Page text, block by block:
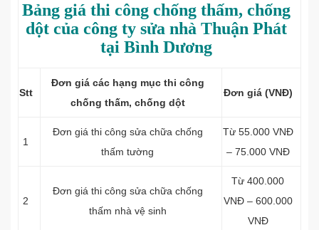
Bảng giá thi công chống thấm, chống
dột của công ty sửa nhà Thuận Phát
tại Bình Dương
Stt
Đơn giá các hạng mục thi công
chống thấm, chống dột
Đơn giá (VNĐ)
1
Đơn giá thi công sửa chữa chống
thấm tường
Từ 55.000 VNĐ
– 75.000 VNĐ
2
Đơn giá thi công sửa chữa chống
thấm nhà vệ sinh
Từ 400.000
VNĐ – 600.000
VNĐ